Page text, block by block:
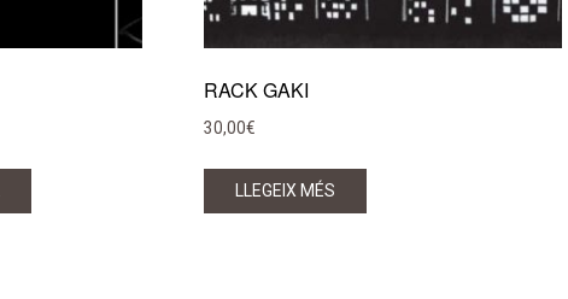
RACK GAKI
30,00€
LLEGEIX MÉS